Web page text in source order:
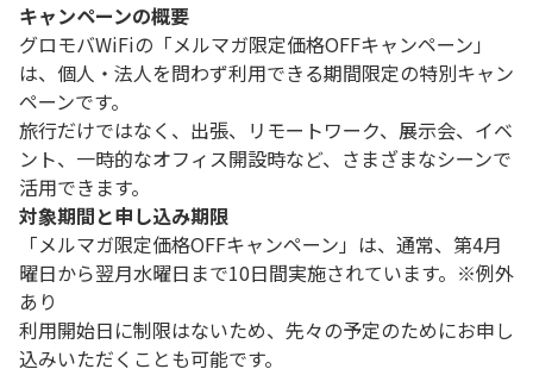
キャンペーンの概要
グロモバWiFiの「メルマガ限定価格OFFキャンペーン」
は、個人・法人を問わず利用できる期間限定の特別キャン
ペーンです。
旅行だけではなく、出張、リモートワーク、展示会、イベ
ント、一時的なオフィス開設時など、さまざまなシーンで
活用できます。
対象期間と申し込み期限
「メルマガ限定価格OFFキャンペーン」は、通常、第4月
曜日から翌月水曜日まで10日間実施されています。※例外
あり
利用開始日に制限はないため、先々の予定のためにお申し
込みいただくことも可能です。